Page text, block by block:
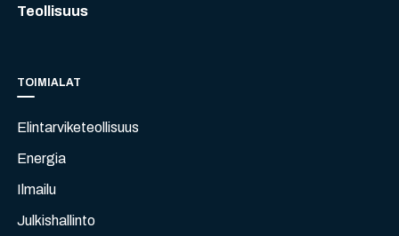
Teollisuus
TOIMIALAT
Elintarviketeollisuus
Energia
Ilmailu
Julkishallinto